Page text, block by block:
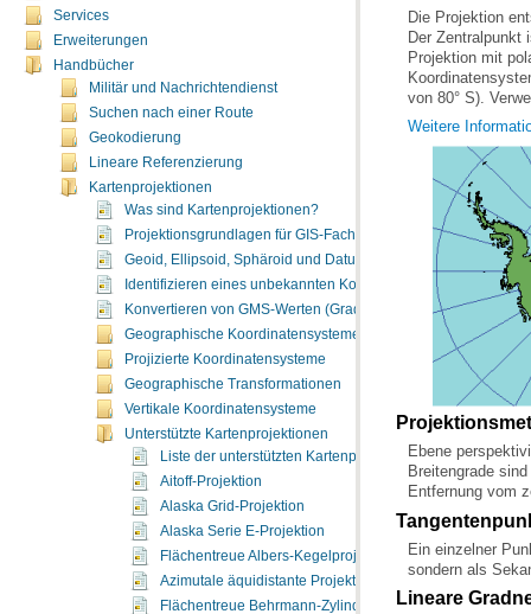
Services
Erweiterungen
Handbücher
Militär und Nachrichtendienst
Suchen nach einer Route
Geokodierung
Lineare Referenzierung
Kartenprojektionen
Was sind Kartenprojektionen?
Projektionsgrundlagen für GIS-Fachleute
Geoid, Ellipsoid, Sphäroid und Datum
Identifizieren eines unbekannten Koordinatensystems
Konvertieren von GMS-Werten (Grad, Minuten, Sekunden) in
Geographische Koordinatensysteme
Projizierte Koordinatensysteme
Geographische Transformationen
Vertikale Koordinatensysteme
Unterstützte Kartenprojektionen
Liste der unterstützten Kartenprojektionen
Aitoff-Projektion
Alaska Grid-Projektion
Alaska Serie E-Projektion
Flächentreue Albers-Kegelprojektion
Azimutale äquidistante Projektion
Flächentreue Behrmann-Zylinderprojektion
von 80° S).
Weitere
Entfernung vom
sondern als
Lineare